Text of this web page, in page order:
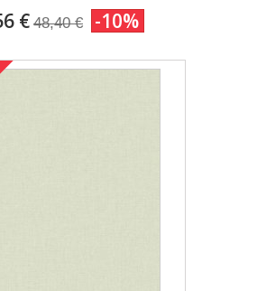
€ 48,40 € -10%